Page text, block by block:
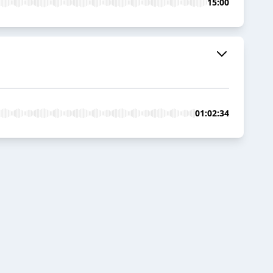
01:02:34